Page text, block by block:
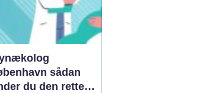
sådan
du den rette